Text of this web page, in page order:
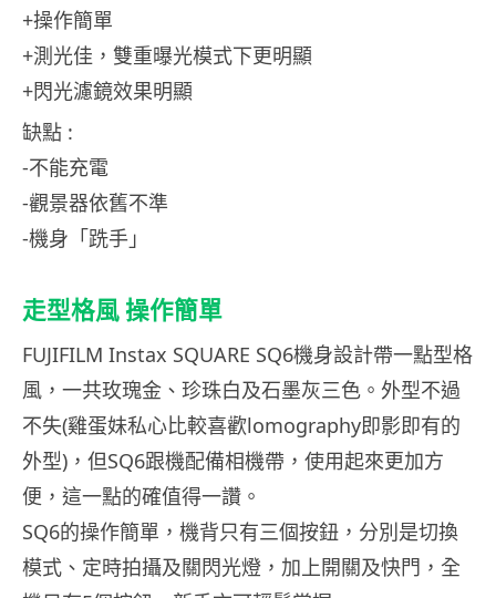
+操作簡單
+測光佳，雙重曝光模式下更明顯
+閃光濾鏡效果明顯
缺點 :
-不能充電
-觀景器依舊不準
-機身「跣手」
走型格風 操作簡單
FUJIFILM Instax SQUARE SQ6機身設計帶一點型格
風，一共玫瑰金、珍珠白及石墨灰三色。外型不過
不失(雞蛋妹私心比較喜歡lomography即影即有的
外型)，但SQ6跟機配備相機帶，使用起來更加方
便，這一點的確值得一讚。
SQ6的操作簡單，機背只有三個按鈕，分別是切換
模式、定時拍攝及關閃光燈，加上開關及快門，全